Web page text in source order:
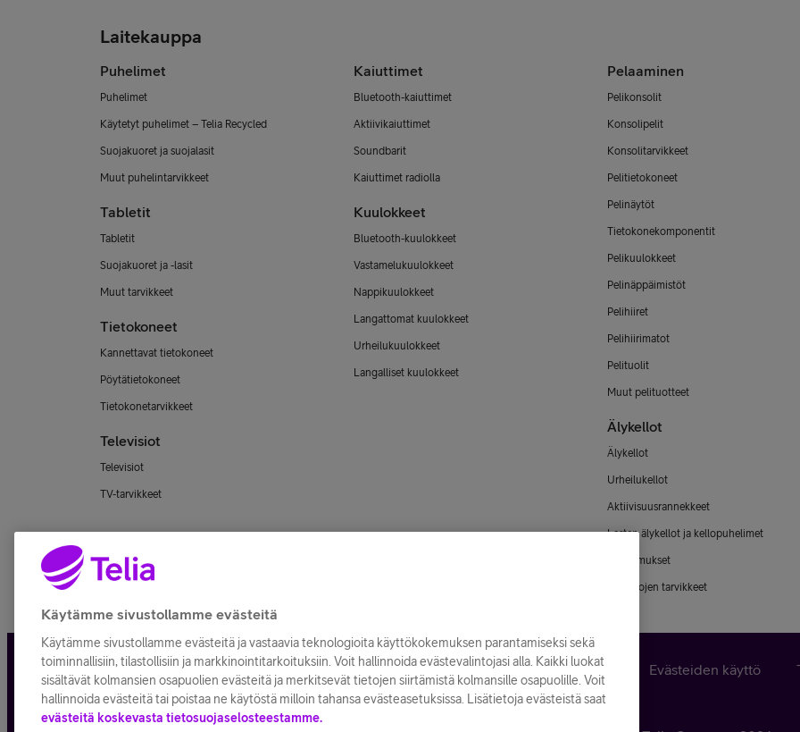
Laitekauppa
Puhelimet
Puhelimet
Käytetyt puhelimet – Telia Recycled
Suojakuoret ja suojalasit
Muut puhelintarvikkeet
Tabletit
Tabletit
Suojakuoret ja -lasit
Muut tarvikkeet
Tietokoneet
Kannettavat tietokoneet
Pöytätietokoneet
Tietokonetarvikkeet
Televisiot
Televisiot
TV-tarvikkeet
Kaiuttimet
Bluetooth-kaiuttimet
Aktiivikaiuttimet
Soundbarit
Kaiuttimet radiolla
Kuulokkeet
Bluetooth-kuulokkeet
Vastamelukuulokkeet
Nappikuulokkeet
Langattomat kuulokkeet
Urheilukuulokkeet
Langalliset kuulokkeet
Pelaaminen
Pelikonsolit
Konsolipelit
Konsolitarvikkeet
Pelitietokoneet
Pelinäytöt
Tietokonekomponentit
Pelikuulokkeet
Pelinäppäimistöt
Pelihiiret
Pelihiirimatot
Pelituolit
Muut pelituotteet
Älykellot
Älykellot
Urheilukellot
Aktiivisuusrannekkeet
Lasten älykellot ja kellopuhelimet
Älysormukset
Älykellojen tarvikkeet
Tietosuoja ja -turva Tilauksen peruuttaminen Käyttöehdot Evästeiden käyttö
Käytämme sivustollamme evästeitä
Käytämme sivustollamme evästeitä ja vastaavia teknologioita käyttökokemuksen parantamiseksi sekä
toiminnallisiin, tilastollisiin ja markkinointitarkoituksiin. Voit hallinnoida evästevalintojasi alla. Kaikki luokat
sisältävät kolmansien osapuolien evästeitä ja merkitsevät tietojen siirtämistä kolmansille osapuolille. Voit
hallinnoida evästeitä tai poistaa ne käytöstä milloin tahansa evästeasetuksissa. Lisätietoja evästeistä saat
evästeitä koskevasta tietosuojaselosteestamme.